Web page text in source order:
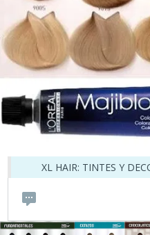
XL HAIR: TINTES Y